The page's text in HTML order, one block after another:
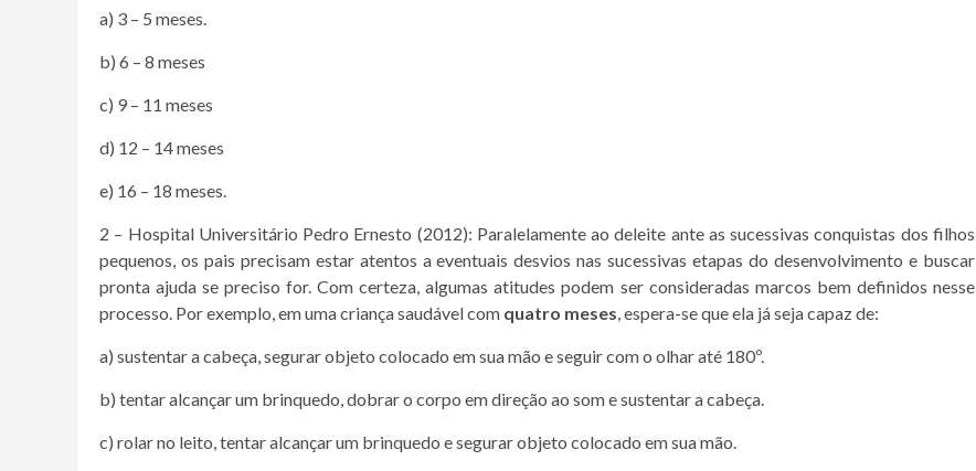
a) 3 – 5 meses.
b) 6 – 8 meses
c) 9 – 11 meses
d) 12 – 14 meses
e) 16 – 18 meses.
2 – Hospital Universitário Pedro Ernesto (2012): Paralelamente ao deleite ante as sucessivas conquistas dos filhos
pequenos, os pais precisam estar atentos a eventuais desvios nas sucessivas etapas do desenvolvimento e buscar
pronta ajuda se preciso for. Com certeza, algumas atitudes podem ser consideradas marcos bem definidos nesse
processo. Por exemplo, em uma criança saudável com quatro meses, espera-se que ela já seja capaz de:
a) sustentar a cabeça, segurar objeto colocado em sua mão e seguir com o olhar até 180º.
b) tentar alcançar um brinquedo, dobrar o corpo em direção ao som e sustentar a cabeça.
c) rolar no leito, tentar alcançar um brinquedo e segurar objeto colocado em sua mão.